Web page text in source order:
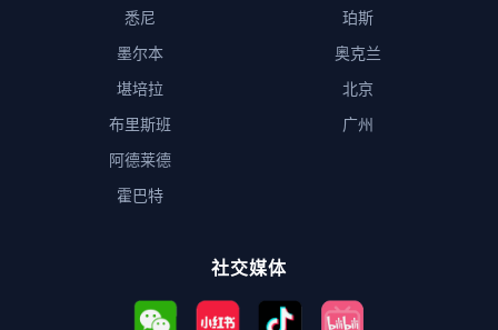
悉尼
墨尔本
堪培拉
布里斯班
阿德莱德
霍巴特
珀斯
奥克兰
北京
广州
社交媒体